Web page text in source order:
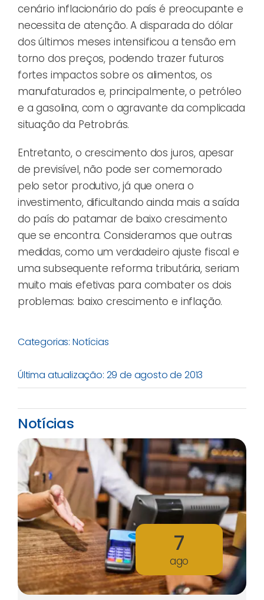
cenário inflacionário do país é preocupante e
necessita de atenção. A disparada do dólar
dos últimos meses intensificou a tensão em
torno dos preços, podendo trazer futuros
fortes impactos sobre os alimentos, os
manufaturados e, principalmente, o petróleo
e a gasolina, com o agravante da complicada
situação da Petrobrás.
Entretanto, o crescimento dos juros, apesar
de previsível, não pode ser comemorado
pelo setor produtivo, já que onera o
investimento, dificultando ainda mais a saída
do país do patamar de baixo crescimento
que se encontra. Consideramos que outras
medidas, como um verdadeiro ajuste fiscal e
uma subsequente reforma tributária, seriam
muito mais efetivas para combater os dois
problemas: baixo crescimento e inflação.
Categorias: Notícias
Última atualização: 29 de agosto de 2013
Notícias
7
ago